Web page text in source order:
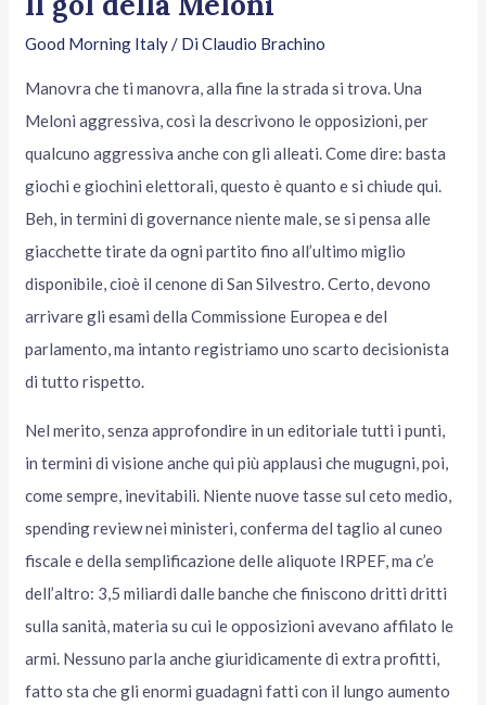
Good Morning Italy/ DiClaudio Brachino
Manovra che ti manovra, alla fine la strada si trova. Una
Meloni aggressiva, così la descrivono le opposizioni, per
qualcuno aggressiva anche con gli alleati. Come dire: basta
giochi e giochini elettorali, questo è quanto e si chiude qui.
Beh, in termini di governance niente male, se si pensa alle
giacchette tirate da ogni partito fino all’ultimo miglio
disponibile, cioè il cenone di San Silvestro. Certo, devono
arrivare gli esami della Commissione Europea e del
parlamento, ma intanto registriamo uno scarto decisionista
di tutto rispetto.
Nel merito, senza approfondire in un editoriale tutti i punti,
in termini di visione anche qui più applausi che mugugni, poi,
come sempre, inevitabili. Niente nuove tasse sul ceto medio,
spending review nei ministeri, conferma del taglio al cuneo
fiscale e della semplificazione delle aliquote IRPEF, ma c’e
dell’altro: 3,5 miliardi dalle banche che finiscono dritti dritti
sulla sanità, materia su cui le opposizioni avevano affilato le
armi. Nessuno parla anche giuridicamente di extra profitti,
fatto sta che gli enormi guadagni fatti con il lungo aumento